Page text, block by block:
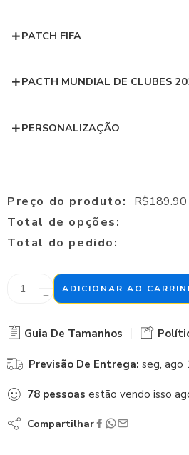
PATCH FIFA
PACTH MUNDIAL DE CLUBES
PERSONALIZAÇÃO
Preço do produto: R$189.90
Total de opções:
Total do pedido:
ADICIONAR AO
Guia De Tamanhos
Previsão De Entrega: seg, ago
78 pessoas estão vendo isso
Compartilhar